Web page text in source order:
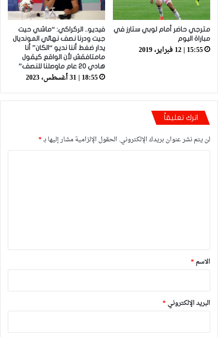
مترجي حاضر أمام لوبي ستارز في
مباراة اليوم
15:55 | 12 فبراير، 2019
فيديو.. الركراكي: “ماشي حيت
جيت ودرنا نصف نهائي المونديال
يدار ضغط أننا نديو “الكان” أنا
مامتافقش لأن الواقع كيقول
هادي 20 عام ماوصلنا للنصف”
18:55 | 31 أغسطس، 2023
اترك تعليقاً
لن يتم نشر عنوان بريدك الإلكتروني. الحقول الإلزامية مشار إليها بـ*
*
الاسم *
البريد الإلكتروني *